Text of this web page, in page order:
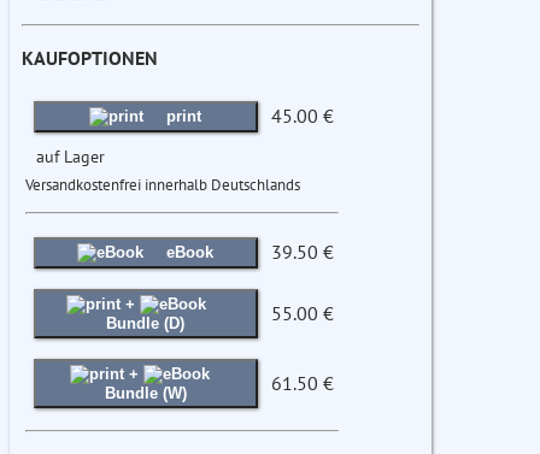
KAUFOPTIONEN
print 45.00 €
auf Lager
Versandkostenfrei innerhalb Deutschlands
eBook 39.50 €
+
Bundle (D)
55.00 €
+
Bundle (W)
61.50 €